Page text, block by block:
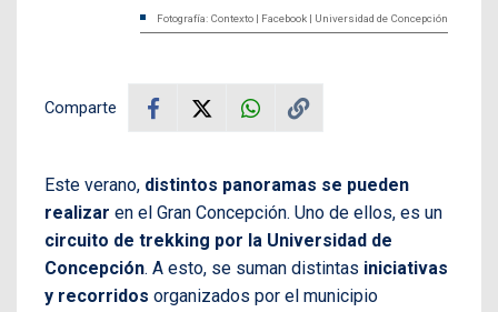
Fotografía: Contexto | Facebook | Universidad de Concepción
Comparte
Este verano, distintos panoramas se pueden
realizar en el Gran Concepción. Uno de ellos, es un
circuito de trekking por la Universidad de
Concepción. A esto, se suman distintas iniciativas
y recorridos organizados por el municipio